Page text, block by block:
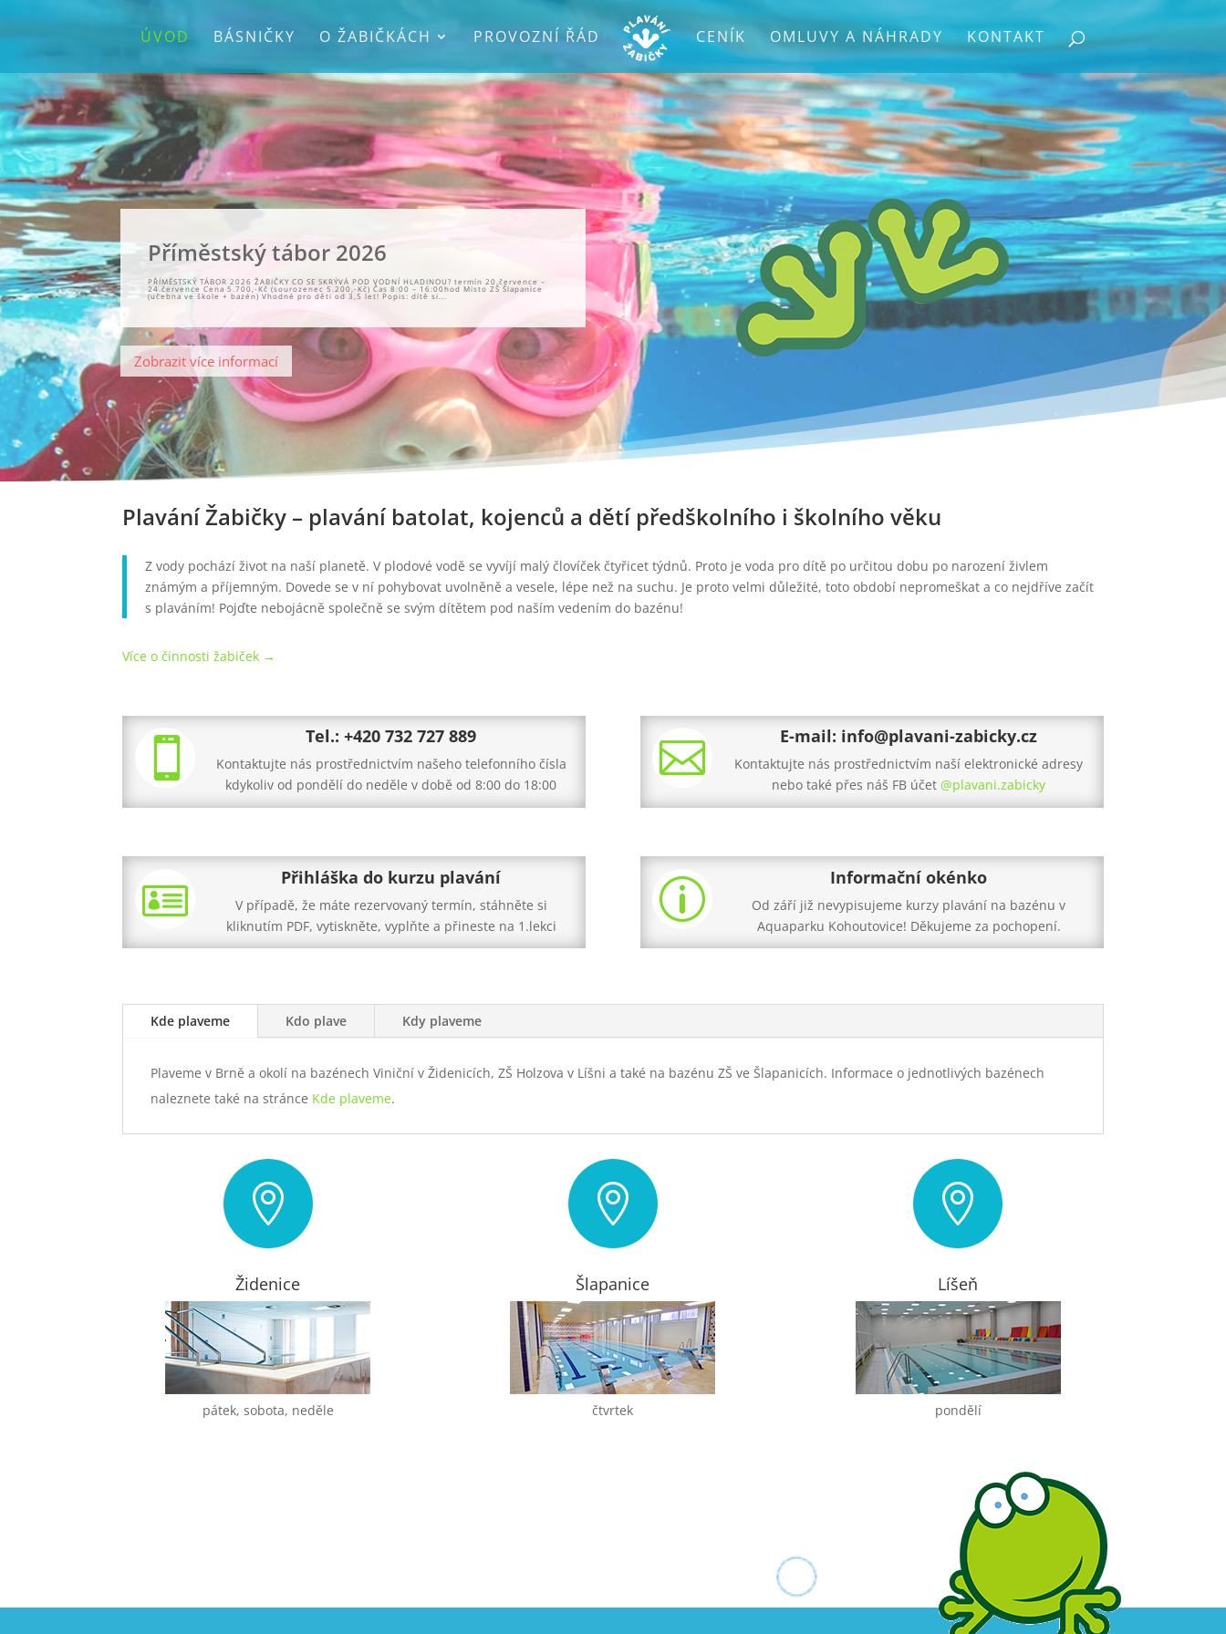
ÚVOD BÁSNIČKY O ŽABIČKÁCH PROVOZNÍ ŘÁD CENÍK OMLUVY A NÁHRADY KONTAKT
Příměstský tábor 2026
PŘÍMĚSTSKÝ TÁBOR 2026 ŽABIČKY CO SE SKRÝVÁ POD VODNÍ HLADINOU? termín 20.července –
24.července Cena 5.700,-Kč (sourozenec 5.200,-Kč) Čas 8:00 – 16:00hod Místo ZŠ Šlapanice
(učebna ve škole + bazén) Vhodné pro děti od 3,5 let! Popis: dítě si...
Zobrazit více informací
Plavání Žabičky – plavání batolat, kojenců a dětí předškolního i školního věku
Z vody pochází život na naší planetě. V plodové vodě se vyvíjí malý človíček čtyřicet týdnů. Proto je voda pro dítě po určitou dobu po narození živlem
známým a příjemným. Dovede se v ní pohybovat uvolněně a vesele, lépe než na suchu. Je proto velmi důležité, toto období nepromeškat a co nejdříve začít
s plaváním! Pojďte nebojácně společně se svým dítětem pod naším vedením do bazénu!
Více o činnosti žabiček →
 Tel.: +420 732 727 889
Kontaktujte nás prostřednictvím našeho telefonního čísla
kdykoliv od pondělí do neděle v době od 8:00 do 18:00
 E-mail: info@plavani-zabicky.cz
Kontaktujte nás prostřednictvím naší elektronické adresy
nebo také přes náš FB účet@plavani.zabicky
 Přihláška do kurzu plavání
V případě, že máte rezervovaný termín, stáhněte si
kliknutím PDF, vytiskněte, vyplňte a přineste na 1.lekci
p Informační okénko
Od září již nevypisujeme kurzy plavání na bazénu v
Aquaparku Kohoutovice! Děkujeme za pochopení.
Kde plaveme Kdo plave Kdy plaveme
Plaveme v Brně a okolí na bazénech Viniční v Židenicích, ZŠ Holzova v Líšni a také na bazénu ZŠ ve Šlapanicích. Informace o jednotlivých bazénech
naleznete také na stránce Kde plaveme.

Židenice
pátek, sobota, neděle

Šlapanice
čtvrtek

Líšeň
pondělí